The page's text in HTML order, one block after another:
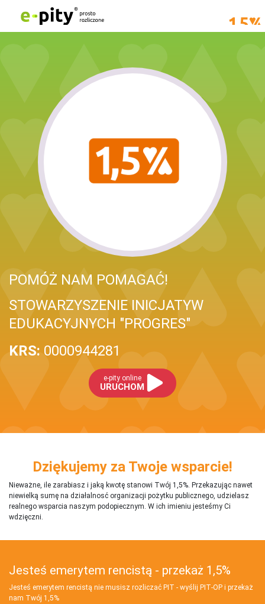
POMÓŻ NAM POMAGAĆ!
STOWARZYSZENIE INICJATYW
EDUKACYJNYCH "PROGRES"
KRS: 0000944281
e-pity online
URUCHOM
Dziękujemy za Twoje wsparcie!
Nieważne, ile zarabiasz i jaką kwotę stanowi Twój 1,5%. Przekazując nawet
niewielką sumę na działalnosć organizacji pożytku publicznego, udzielasz
realnego wsparcia naszym podopiecznym. W ich imieniu jesteśmy Ci
wdzięczni.
Jesteś emerytem rencistą - przekaż 1,5%
Jesteś emerytem rencistą nie musisz rozliczać PIT - wyślij PIT‑OP i przekaż
nam Twój 1,5%